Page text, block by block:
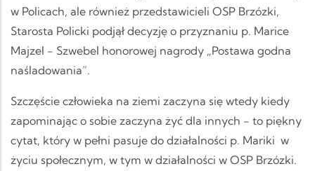
w Policach, ale również przedstawicieli OSP Brzózki,
Starosta Policki podjął decyzję o przyznaniu p. Marice
Majzel - Szwebel honorowej nagrody „Postawa godna
naśladowania”.
Szczęście człowieka na ziemi zaczyna się wtedy kiedy
zapominając o sobie zaczyna żyć dla innych - to piękny
cytat, który w pełni pasuje do działalności p. Mariki w
życiu społecznym, w tym w działalności w OSP Brzózki.